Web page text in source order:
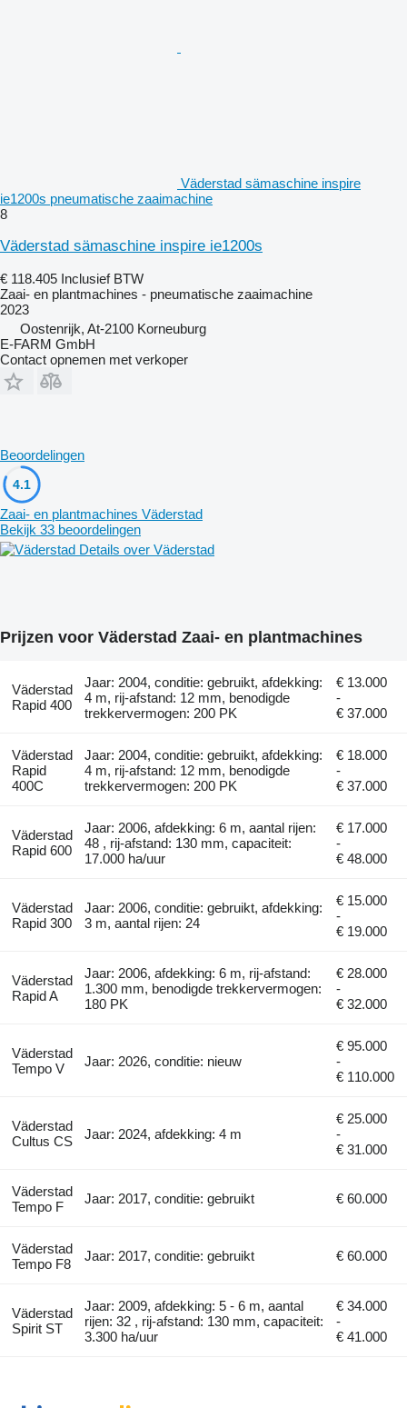
Väderstad sämaschine inspire
ie1200s pneumatische zaaimachine
8
Väderstad sämaschine inspire ie1200s
€ 118.405 Inclusief BTW
Zaai- en plantmachines - pneumatische zaaimachine
2023
Oostenrijk, At-2100 Korneuburg
E-FARM GmbH
Contact opnemen met verkoper
Beoordelingen
4.1
Zaai- en plantmachines Väderstad
Bekijk 33 beoordelingen
Details over Väderstad
Prijzen voor Väderstad Zaai- en plantmachines
Väderstad
Rapid 400
Jaar: 2004, conditie: gebruikt, afdekking:
4 m, rij-afstand: 12 mm, benodigde
trekkervermogen: 200 PK
€ 13.000
-
€ 37.000
Väderstad
Rapid
400C
Jaar: 2004, conditie: gebruikt, afdekking:
4 m, rij-afstand: 12 mm, benodigde
trekkervermogen: 200 PK
€ 18.000
-
€ 37.000
Väderstad
Rapid 600
Jaar: 2006, afdekking: 6 m, aantal rijen:
48 , rij-afstand: 130 mm, capaciteit:
17.000 ha/uur
€ 17.000
-
€ 48.000
Väderstad
Rapid 300
Jaar: 2006, conditie: gebruikt, afdekking:
3 m, aantal rijen: 24
€ 15.000
-
€ 19.000
Väderstad
Rapid A
Jaar: 2006, afdekking: 6 m, rij-afstand:
1.300 mm, benodigde trekkervermogen:
180 PK
€ 28.000
-
€ 32.000
Väderstad
Tempo V
Jaar: 2026, conditie: nieuw
€ 95.000
-
€ 110.000
Väderstad
Cultus CS
Jaar: 2024, afdekking: 4 m
€ 25.000
-
€ 31.000
Väderstad
Tempo F
Jaar: 2017, conditie: gebruikt € 60.000
Väderstad
Tempo F8
Jaar: 2017, conditie: gebruikt € 60.000
Väderstad
Spirit ST
Jaar: 2009, afdekking: 5 - 6 m, aantal
rijen: 32 , rij-afstand: 130 mm, capaciteit:
3.300 ha/uur
€ 34.000
-
€ 41.000